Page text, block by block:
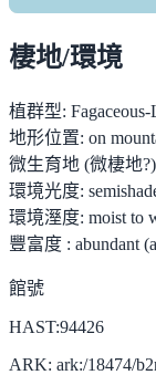
棲地/環境
植群型:
地形位置: on
微生育地 (微棲地
環境光度:
環境溼度: moist to
豐富度 : abundant
館號
HAST:94426
ARK: ark:/18474/